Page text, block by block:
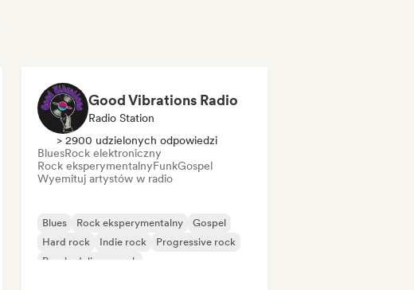
Good Vibrations Radio
Radio Station
> 2900 udzielonych odpowiedzi
BluesRock elektroniczny
Rock eksperymentalnyFunkGospel
Wyemituj artystów w radio
Blues Rock eksperymentalny
Gospel
Hard rock
Indie rock
Progressive rock
Psychedeliczny rock